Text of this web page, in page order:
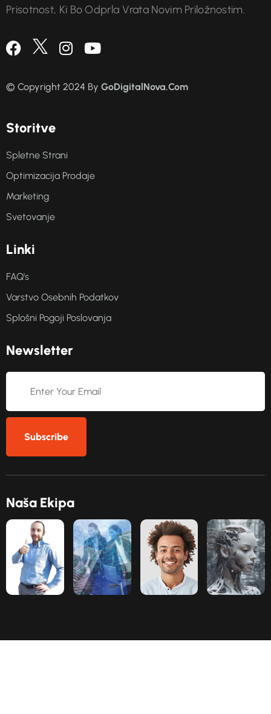
Prisotnost, Ki Bo Odprla Vrata Novim Priložnostim.
© Copyright 2024 By GoDigitalNova.Com
Storitve
Spletne Strani
Optimizacija Prodaje
Marketing
Svetovanje
Linki
FAQ's
Varstvo Osebnih Podatkov
Splošni Pogoji Poslovanja
Newsletter
Subscribe
Naša Ekipa